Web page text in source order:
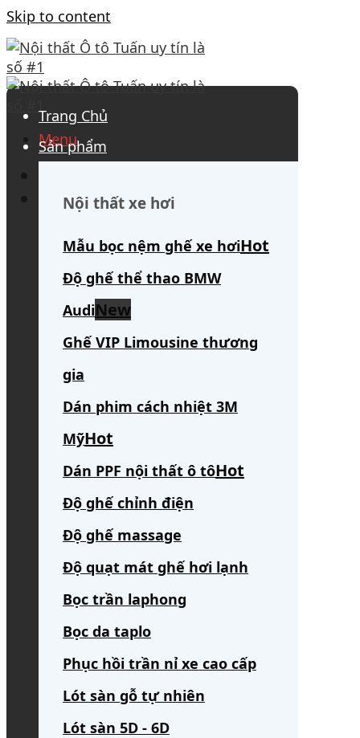
Skip to content
Menu
Search for:
Trang Chủ
Sản phẩm
Nội thất xe hơi
Mẫu bọc nệm ghế xe hơi
Độ ghế thể thao BMW
Audi
Ghế VIP Limousine thương
gia
Dán phim cách nhiệt 3M
Mỹ
Dán PPF nội thất ô tô
Độ ghế chỉnh điện
Độ ghế massage
Độ quạt mát ghế hơi lạnh
Bọc trần laphong
Bọc da taplo
Phục hồi trần nỉ xe cao cấp
Lót sàn gỗ tự nhiên
Lót sàn 5D - 6D